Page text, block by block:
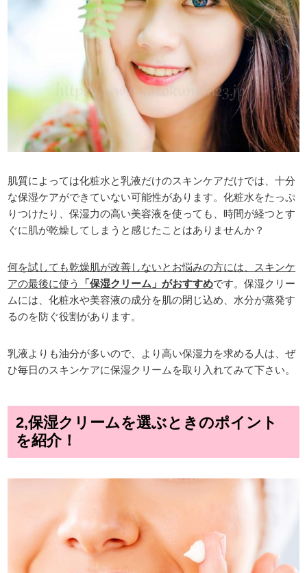
肌質によっては化粧水と乳液だけのスキンケアだけでは、十分
な保湿ケアができていない可能性があります。化粧水をたっぷ
りつけたり、保湿力の高い美容液を使っても、時間が経つとす
ぐに肌が乾燥してしまうと感じたことはありませんか？
何を試しても乾燥肌が改善しないとお悩みの方には、スキンケ
アの最後に使う
「保湿クリーム」がおすすめです。保湿クリー
ムには、化粧水や美容液の成分を肌の閉じ込め、水分が蒸発す
るのを防ぐ役割があります。
乳液よりも油分が多いので、より高い保湿力を求める人は、ぜ
ひ毎日のスキンケアに保湿クリームを取り入れてみて下さい。
2,保湿クリームを選ぶときのポイント
を紹介！